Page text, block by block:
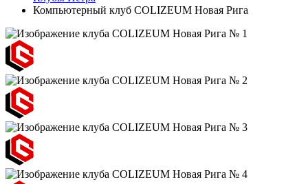
Компьютерный клуб COLIZEUM Новая Рига